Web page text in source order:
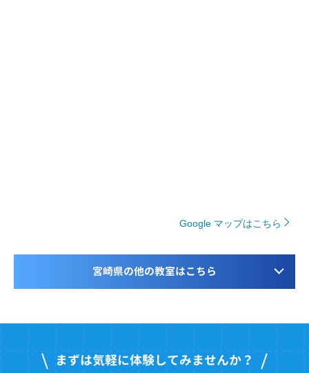
Google マップはこちら
宮崎県の他の教室はこちら
まずは気軽に体験してみませんか？